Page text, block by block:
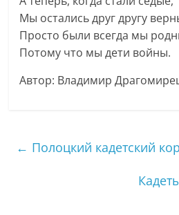
Мы остались друг другу
Просто были всегда мы
Потому что мы дети войны.
Автор: Владимир
← Полоцкий кадетский